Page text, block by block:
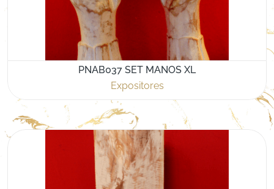
PNAB037 SET MANOS XL
Expositores